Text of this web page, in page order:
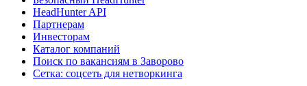
HeadHunter API
Партнерам
Инвесторам
Каталог компаний
Поиск по вакансиям в Заворово
Сетка: соцсеть для нетворкинга